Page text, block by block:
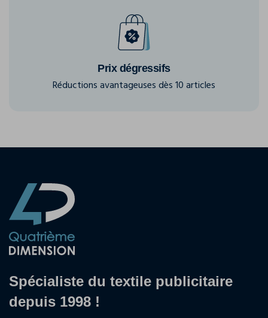
Prix dégressifs
Réductions avantageuses dès 10 articles
Spécialiste du textile publicitaire
depuis 1998 !